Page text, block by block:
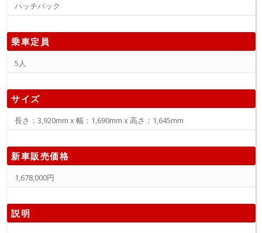
ハッチバック
乗車定員
5人
サイズ
長さ：3,920mm x 幅：1,690mm x 高さ：1,645mm
新車販売価格
1,678,000円
説明